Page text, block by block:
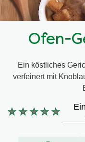
Ofen-
Ein köstliches
verfeinert mit
Keine